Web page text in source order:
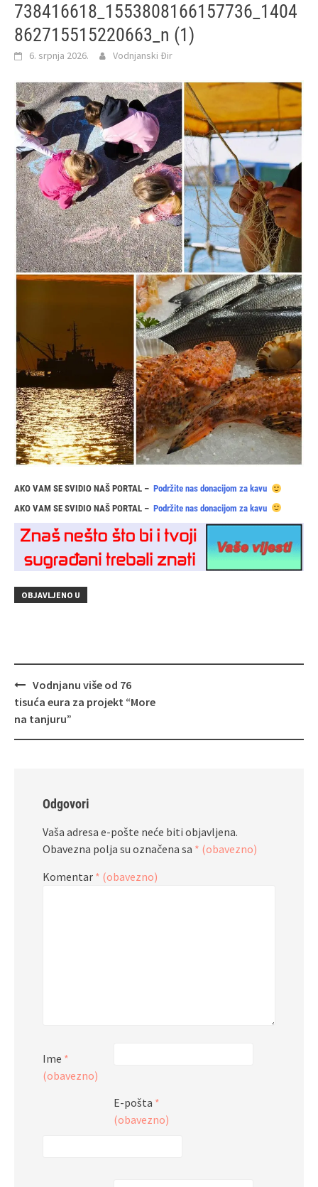
738416618_1553808166157736_1404
862715515220663_n (1)
6. srpnja 2026. Vodnjanski Đir
AKO VAM SE SVIDIO NAŠ PORTAL – Podržite nas donacijom za kavu
AKO VAM SE SVIDIO NAŠ PORTAL – Podržite nas donacijom za kavu
OBJAVLJENO U
Navigacija
objava
Vodnjanu više od 76
tisuća eura za projekt “More
na tanjuru”
Odgovori
Vaša adresa e-pošte neće biti objavljena.
Obavezna polja su označena sa * (obavezno)
Komentar * (obavezno)
Ime *
(obavezno)
E-pošta *
(obavezno)